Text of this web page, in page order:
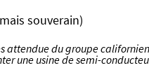
souverain)
attendue du groupe
une usine de semi-